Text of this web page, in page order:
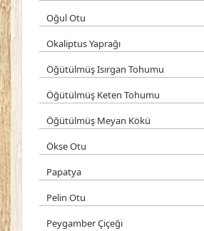
Oğul Otu
Okaliptus Yaprağı
Öğütülmüş Isırgan Tohumu
Öğütülmüş Keten Tohumu
Öğütülmüş Meyan Kökü
Ökse Otu
Papatya
Pelin Otu
Peygamber Çiçeği